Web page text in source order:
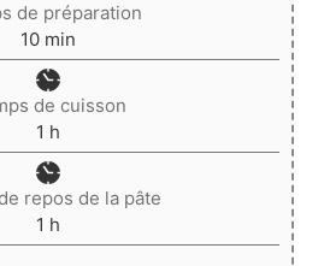
de préparation
10minutes
min
de cuisson
1 heure
h
repos de la pâte
1 heure
h